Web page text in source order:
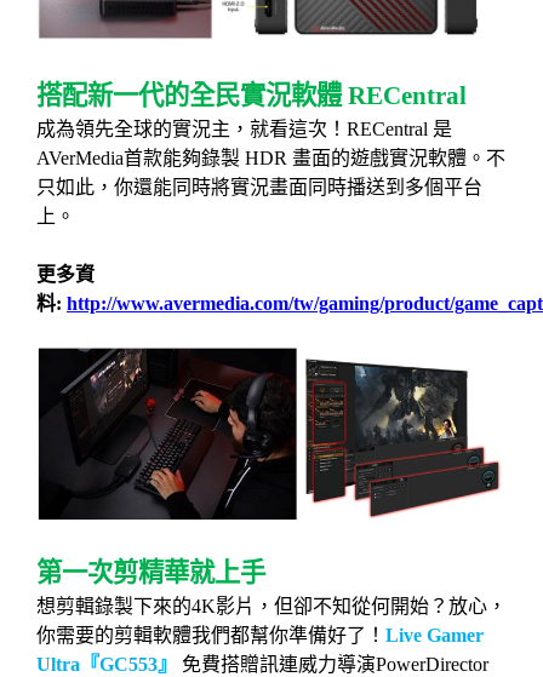
搭配新一代的全民實況軟體RECentral
成為領先全球的實況主，就看這次！ RECentral 是
AVerMedia首款能夠錄製 HDR 畫面的遊戲實況軟體。不
只如此，你還能同時將實況畫面同時播送到多個平台
上。
更多資
料: http://www.avermedia.com/tw/gaming/product/
第一次剪精華就上手
想剪輯錄製下來的4K影片，但卻不知從何開始？放心，
你需要的剪輯軟體我們都幫你準備好了！ Live Gamer
Ultra 『GC553』 免費搭贈訊連威力導演PowerDirector